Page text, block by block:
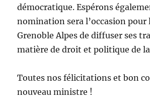
démocratique. Espérons
nomination sera l’occasion pour
Grenoble Alpes de diffuser ses
matière de droit et politique de
Toutes nos félicitations et bon
nouveau ministre !